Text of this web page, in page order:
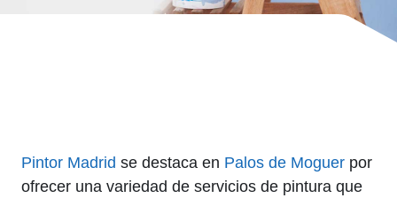
Pintor Madrid se destaca en Palos de Moguer por
ofrecer una variedad de servicios de pintura que